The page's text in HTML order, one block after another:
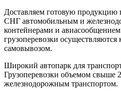
Доставляем готовую продукцию
СНГ автомобильным и
контейнерами и
грузоперевозки
самовывозом.
Широкий автопарк для
Грузоперевозки объемом свыше
железнодорожным транспортом.